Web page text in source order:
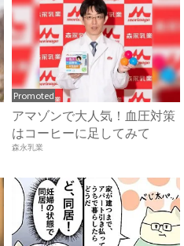
Promoted
アマゾンで大人気！血圧対策
はコーヒーに足してみて
森永乳業